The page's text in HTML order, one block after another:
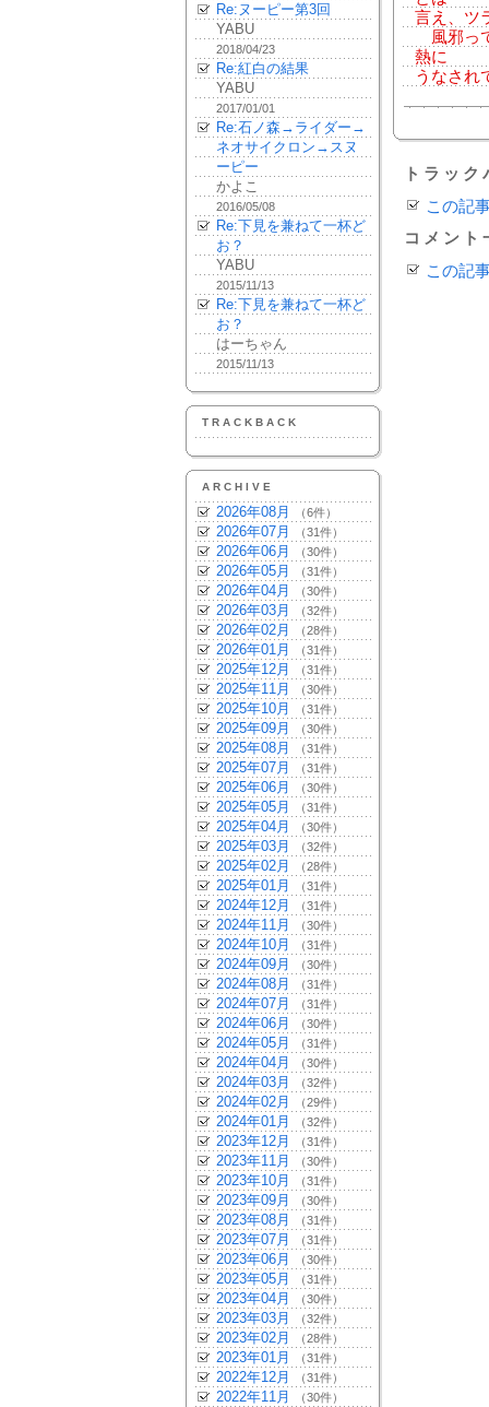
Re:ヌーピー第3回
YABU
2018/04/23
Re:紅白の結果
YABU
2017/01/01
Re:石ノ森→ライダー→
ネオサイクロン→スヌ
ーピー
かよこ
2016/05/08
Re:下見を兼ねて一杯ど
お？
YABU
2015/11/13
Re:下見を兼ねて一杯ど
お？
はーちゃん
2015/11/13
TRACKBACK
ARCHIVE
2026年08月 （6件）
2026年07月 （31件）
2026年06月 （30件）
2026年05月 （31件）
2026年04月 （30件）
2026年03月 （32件）
2026年02月 （28件）
2026年01月 （31件）
2025年12月 （31件）
2025年11月 （30件）
2025年10月 （31件）
2025年09月 （30件）
2025年08月 （31件）
2025年07月 （31件）
2025年06月 （30件）
2025年05月 （31件）
2025年04月 （30件）
2025年03月 （32件）
2025年02月 （28件）
2025年01月 （31件）
2024年12月 （31件）
2024年11月 （30件）
2024年10月 （31件）
2024年09月 （30件）
2024年08月 （31件）
2024年07月 （31件）
2024年06月 （30件）
2024年05月 （31件）
2024年04月 （30件）
2024年03月 （32件）
2024年02月 （29件）
2024年01月 （32件）
2023年12月 （31件）
2023年11月 （30件）
2023年10月 （31件）
2023年09月 （30件）
2023年08月 （31件）
2023年07月 （31件）
2023年06月 （30件）
2023年05月 （31件）
2023年04月 （30件）
2023年03月 （32件）
2023年02月 （28件）
2023年01月 （31件）
2022年12月 （31件）
2022年11月 （30件）
言え、ツ
風邪っ
熱に
うなされ
トラッ
この記
コメント
この記